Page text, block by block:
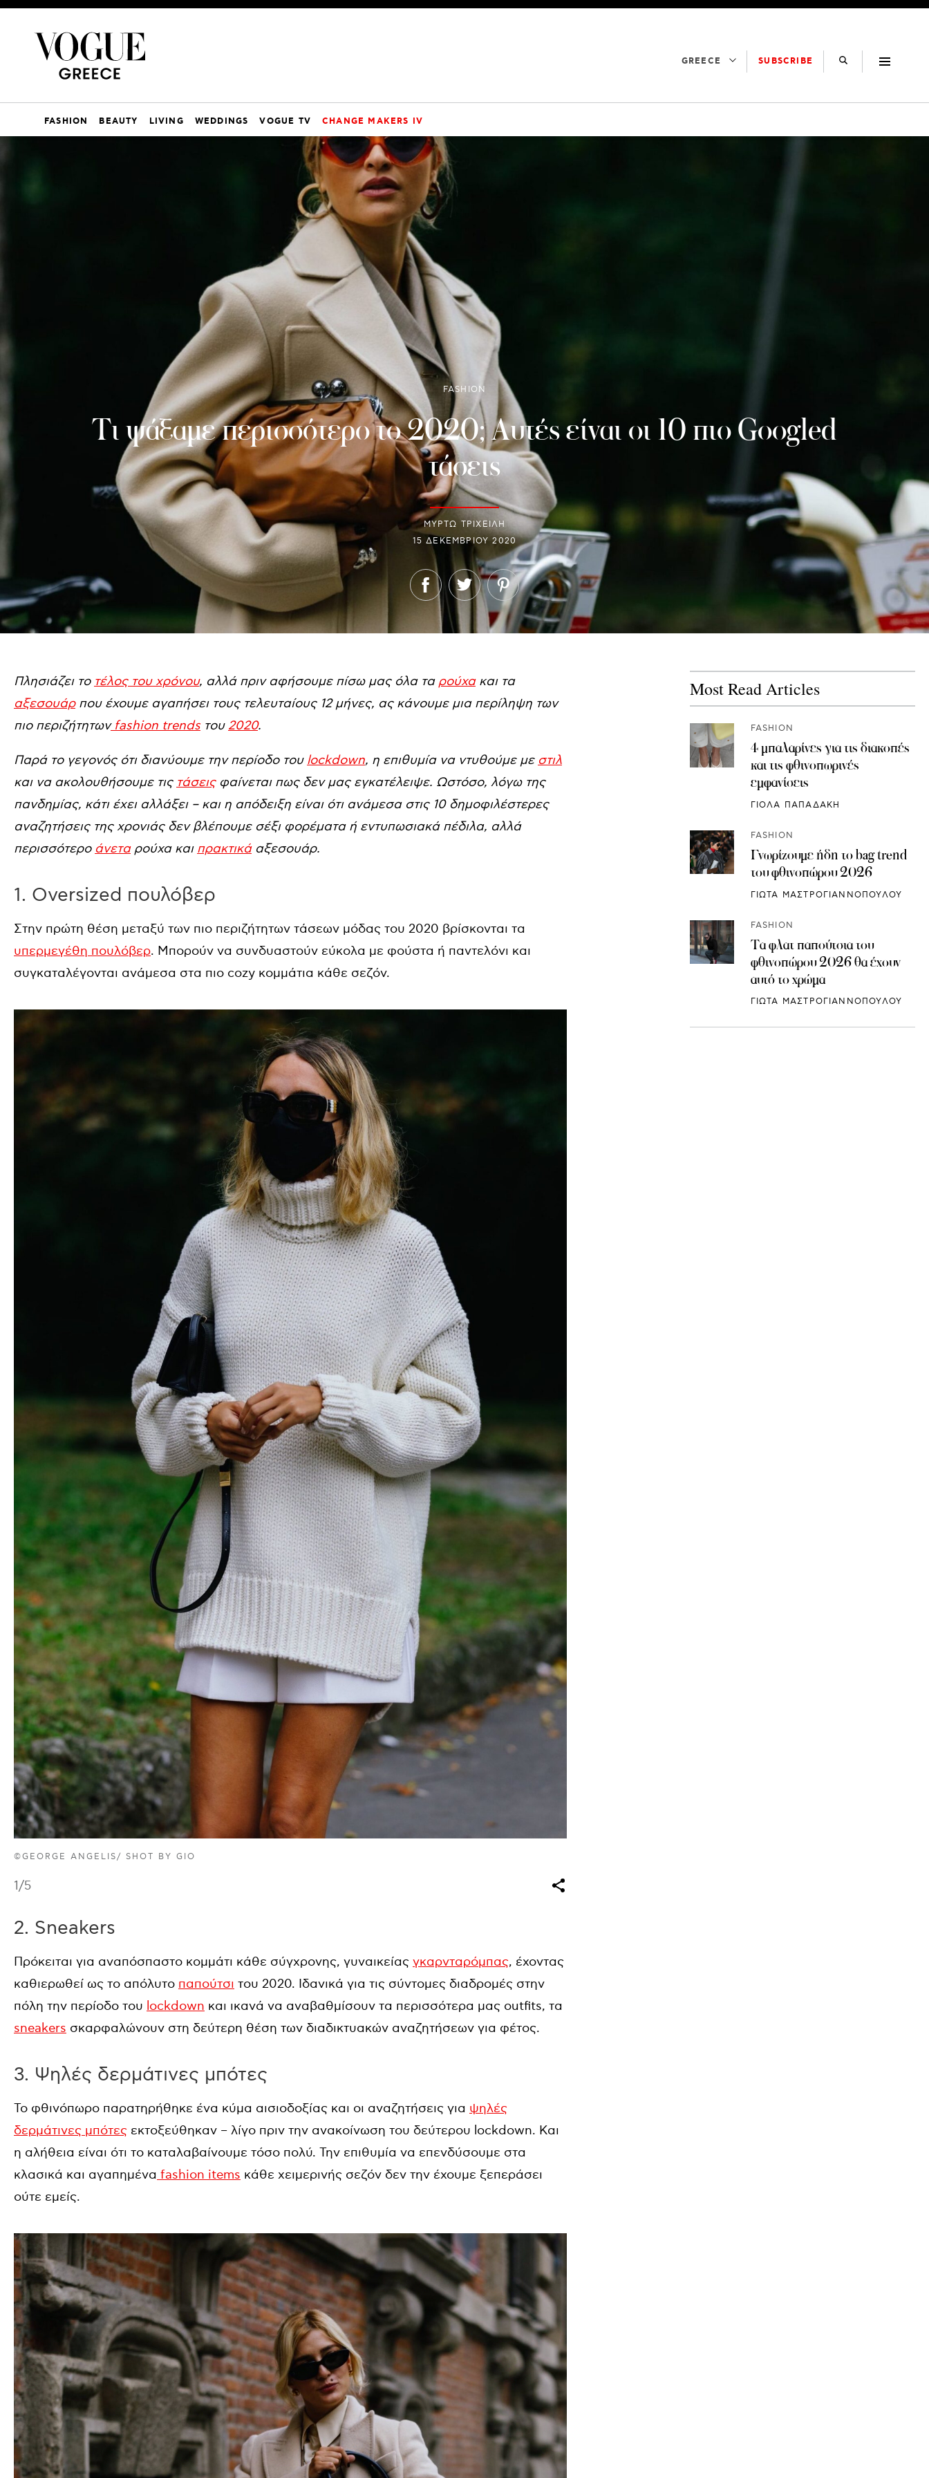
GREECE SUBSCRIBE
FASHION BEAUTY LIVING WEDDINGS VOGUE TV CHANGE MAKERS IV
FASHION
Τι ψάξαμε περισσότερο το 2020; Αυτές είναι οι 10 πιο Googled
τάσεις
ΜΥΡΤΩ ΤΡΙΧΕΙΛΗ
15 ΔΕΚΕΜΒΡΊΟΥ 2020
Πλησιάζει το τέλος του χρόνου, αλλά πριν αφήσουμε πίσω μας όλα τα ρούχακαι τα
αξεσουάρπου έχουμε αγαπήσει τους τελευταίους 12 μήνες, ας κάνουμε μια περίληψη των
πιο περιζήτητωνfashion trendsτου 2020.
Παρά το γεγονός ότι διανύουμε την περίοδο του lockdown, η επιθυμία να ντυθούμε με στιλ
και να ακολουθήσουμε τις τάσειςφαίνεται πως δεν μας εγκατέλειψε. Ωστόσο, λόγω της
πανδημίας, κάτι έχει αλλάξει – και η απόδειξη είναι ότι ανάμεσα στις 10 δημοφιλέστερες
αναζητήσεις της χρονιάς δεν βλέπουμε σέξι φορέματα ή εντυπωσιακά πέδιλα, αλλά
περισσότερο άνεταρούχα και πρακτικάαξεσουάρ.
1. Oversized πουλόβερ
Στην πρώτη θέση μεταξύ των πιο περιζήτητων τάσεων μόδας του 2020 βρίσκονται τα
υπερμεγέθη πουλόβερ. Μπορούν να συνδυαστούν εύκολα με φούστα ή παντελόνι και
συγκαταλέγονται ανάμεσα στα πιο cozy κομμάτια κάθε σεζόν.
©GEORGE ANGELIS/ SHOT BY GIO
1/5
2. Sneakers
Πρόκειται για αναπόσπαστο κομμάτι κάθε σύγχρονης, γυναικείας γκαρνταρόμπας, έχοντας
καθιερωθεί ως το απόλυτο παπούτσι του 2020. Ιδανικά για τις σύντομες διαδρομές στην
πόλη την περίοδο του lockdown και ικανά να αναβαθμίσουν τα περισσότερα μας outfits, τα
sneakers σκαρφαλώνουν στη δεύτερη θέση των διαδικτυακών αναζητήσεων για φέτος.
3. Ψηλές δερμάτινες μπότες
Το φθινόπωρο παρατηρήθηκε ένα κύμα αισιοδοξίας και οι αναζητήσεις για ψηλές
δερμάτινες μπότες εκτοξεύθηκαν – λίγο πριν την ανακοίνωση του δεύτερου lockdown. Και
η αλήθεια είναι ότι το καταλαβαίνουμε τόσο πολύ. Την επιθυμία να επενδύσουμε στα
κλασικά και αγαπημένα fashion items κάθε χειμερινής σεζόν δεν την έχουμε ξεπεράσει
ούτε εμείς.
Most Read Articles
FASHION
4 μπαλαρίνες για τις διακοπές
και τις φθινοπωρινές
εμφανίσεις
ΓΙΟΛΑ ΠΑΠΑΔΑΚΗ
FASHION
Γνωρίζουμε ήδη το bag trend
του φθινοπώρου 2026
ΓΙΩΤΑ ΜΑΣΤΡΟΓΙΑΝΝΟΠΟΥΛΟΥ
FASHION
Τα φλατ παπούτσια του
φθινοπώρου 2026 θα έχουν
αυτό το χρώμα
ΓΙΩΤΑ ΜΑΣΤΡΟΓΙΑΝΝΟΠΟΥΛΟΥ